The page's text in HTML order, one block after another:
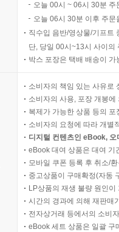
오늘 00시 ~ 06시 30분
오늘 06시 30분 이후 주
직수입 음반/영상물/기프트
단, 당일 00시~13시 사이의
박스 포장은 택배 배송이
소비자의 책임 있는 사유로
소비자의 사용, 포장 개봉
복제가 가능한 상품 등의
소비자의 요청에 따라 개별
디지털 컨텐츠인 eBook,
eBook 대여 상품은 대여 기
모바일 쿠폰 등록 후 취소/
중고상품이 구매확정(자동
LP상품의 재생 불량 원인
시간의 경과에 의해 재판매
전자상거래 등에서의 소비
eBook 세트 상품은 일괄 구